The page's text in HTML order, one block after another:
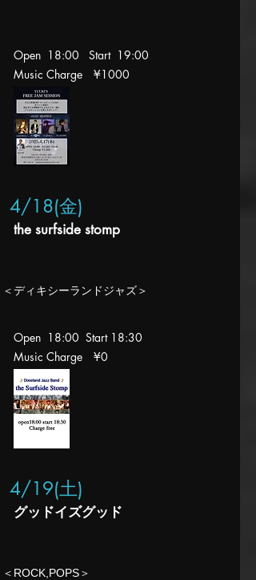
Open 18:00 Start 19:00
Music Charge ¥1000
4/18(金)
the surfside stomp
​＜ディキシーランドジャズ＞​​
Open 18:00 Start 18:30
Music Charge ¥0
4/19(土)
グッドイズグッド
​＜ROCK,POPS＞​​